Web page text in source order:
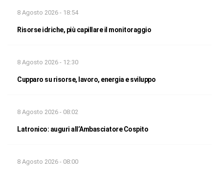
8 Agosto 2026 - 18:54
Risorse idriche, più capillare il monitoraggio
8 Agosto 2026 - 12:30
Cupparo su risorse, lavoro, energia e sviluppo
8 Agosto 2026 - 08:02
Latronico: auguri all’Ambasciatore Cospito
8 Agosto 2026 - 08:00